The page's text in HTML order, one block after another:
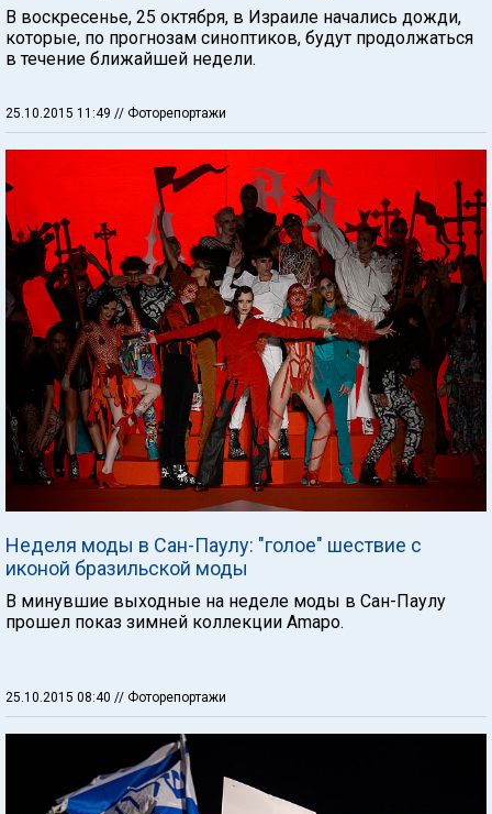
В воскресенье, 25 октября, в Израиле начались дожди,
которые, по прогнозам синоптиков, будут продолжаться
в течение ближайшей недели.
25.10.2015 11:49 // Фоторепортажи
Неделя моды в Сан-Паулу: "голое" шествие с
иконой бразильской моды
В минувшие выходные на неделе моды в Сан-Паулу
прошел показ зимней коллекции Amapo.
25.10.2015 08:40 // Фоторепортажи